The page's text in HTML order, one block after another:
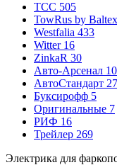
TCC 505
TowRus by Baltex
Westfalia 433
Witter 16
ZinkaR 30
Авто-Арсенал
АвтоСтандарт 27
Буксирофф 5
Оригинальные 7
РИФ 16
Трейлер 269
Электрика для